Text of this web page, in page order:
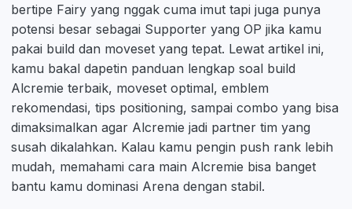
bertipe Fairy yang nggak cuma imut tapi juga punya
potensi besar sebagai Supporter yang OP jika kamu
pakai build dan moveset yang tepat. Lewat artikel ini,
kamu bakal dapetin panduan lengkap soal build
Alcremie terbaik, moveset optimal, emblem
rekomendasi, tips positioning, sampai combo yang bisa
dimaksimalkan agar Alcremie jadi partner tim yang
susah dikalahkan. Kalau kamu pengin push rank lebih
mudah, memahami cara main Alcremie bisa banget
bantu kamu dominasi Arena dengan stabil.